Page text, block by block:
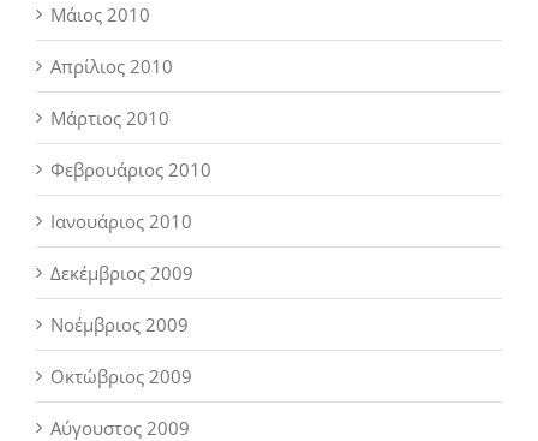
Μάιος 2010
Απρίλιος 2010
Μάρτιος 2010
Φεβρουάριος 2010
Ιανουάριος 2010
Δεκέμβριος 2009
Νοέμβριος 2009
Οκτώβριος 2009
Αύγουστος 2009